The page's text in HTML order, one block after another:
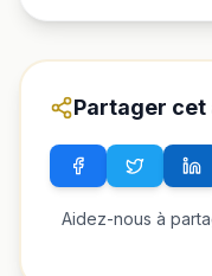
Partager
Aidez-nous à